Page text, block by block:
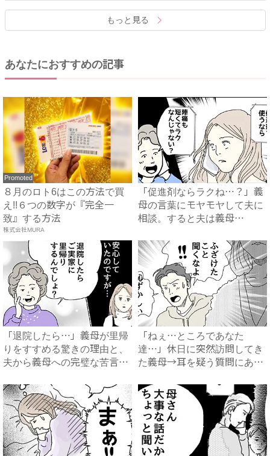
もっと見る
あなたにおすすめの記事
Promoted
８月のロト6はこの方法で買
え!!６つの数字が『完全一
致』する方法
株式会社MURA
「促進剤ならラクね…？」義
母の言葉にモヤモヤして夫に
相談。すると夫は義母
「退院したら…」義母が里帰
りをすすめる驚きの理由と、
夫から義母への完璧な苦言
「ねぇ…ところであなた
達…」休日に突然訪問してき
た義母→耳を疑う質問にあ